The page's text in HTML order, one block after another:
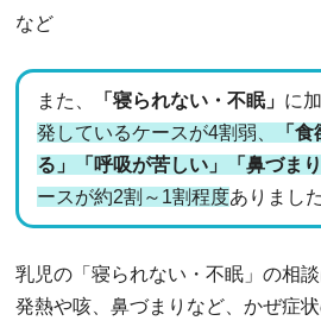
など
また、 「寝られない・不眠」 に
発しているケースが4割弱、
「
る」「呼吸が苦しい」「鼻づまり
ースが約2割～1割程度ありました
乳児の「寝られない・不眠」の相
発熱や咳、鼻づまりなど、かぜ症